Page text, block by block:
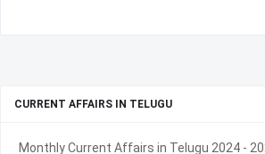
CURRENT AFFAIRS IN TELUGU
Monthly Current Affairs in Telugu 2024 -